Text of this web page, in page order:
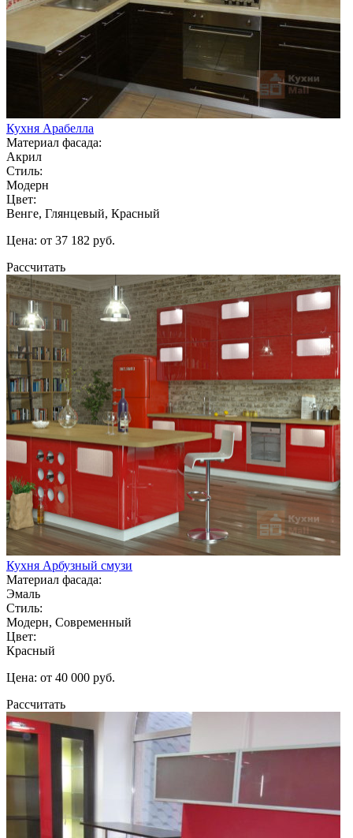
Кухня Арабелла
Материал фасада:
Акрил
Стиль:
Модерн
Цвет:
Венге, Глянцевый, Красный
Цена: от 37 182 руб.
Рассчитать
Кухня Арбузный смузи
Материал фасада:
Эмаль
Стиль:
Модерн, Современный
Цвет:
Красный
Цена: от 40 000 руб.
Рассчитать